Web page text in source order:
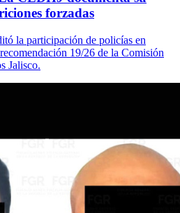
forzadas
la participación de policías en
19/26 de la Comisión
Jalisco.